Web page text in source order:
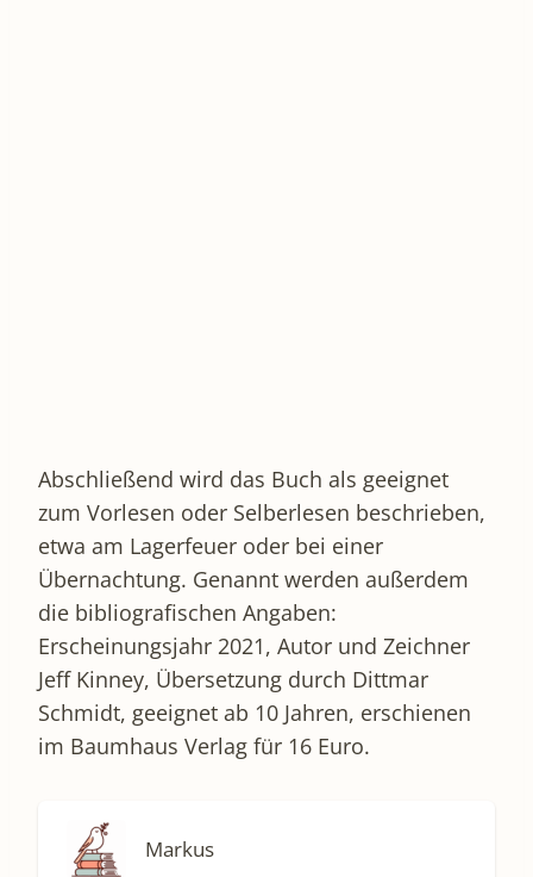
Abschließend wird das Buch als geeignet
zum Vorlesen oder Selberlesen beschrieben,
etwa am Lagerfeuer oder bei einer
Übernachtung. Genannt werden außerdem
die bibliografischen Angaben:
Erscheinungsjahr 2021, Autor und Zeichner
Jeff Kinney, Übersetzung durch Dittmar
Schmidt, geeignet ab 10 Jahren, erschienen
im Baumhaus Verlag für 16 Euro.
Markus